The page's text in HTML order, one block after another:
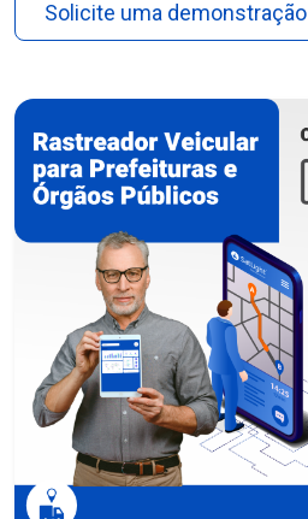
Solicite uma demonstração